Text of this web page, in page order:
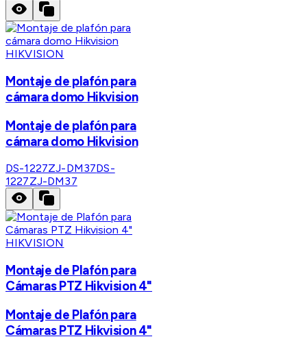
HIKVISION
Montaje de plafón para
cámara domo Hikvision
Montaje de plafón para
cámara domo Hikvision
DS-1227ZJ-DM37DS-
1227ZJ-DM37
HIKVISION
Montaje de Plafón para
Cámaras PTZ Hikvision 4"
Montaje de Plafón para
Cámaras PTZ Hikvision 4"